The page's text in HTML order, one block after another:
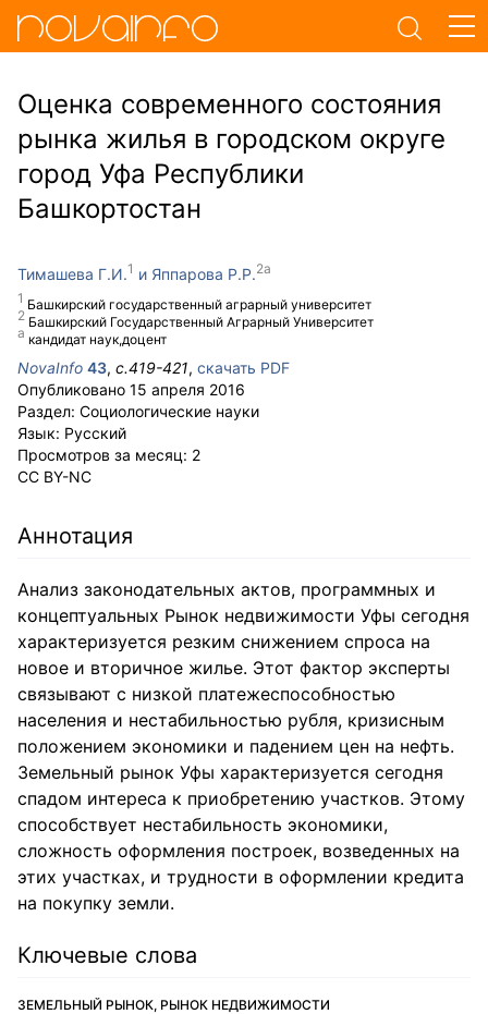
Оценка современного состояния
рынка жилья в городском округе
город Уфа Республики
Башкортостан
Тимашева Г.И.
Башкирский государственный аграрный университет
Яппарова Р.Р.
Башкирский Государственный Аграрный Университет
кандидат наук,доцент
NovaInfo 43, с.419-421, скачать PDF
Опубликовано 15 апреля 2016
Раздел: Социологические науки
Язык: Русский
Просмотров за месяц: 2
CC BY-NC
Аннотация
Анализ законодательных актов, программных и
концептуальных Рынок недвижимости Уфы сегодня
характеризуется резким снижением спроса на
новое и вторичное жилье. Этот фактор эксперты
связывают с низкой платежеспособностью
населения и нестабильностью рубля, кризисным
положением экономики и падением цен на нефть.
Земельный рынок Уфы характеризуется сегодня
спадом интереса к приобретению участков. Этому
способствует нестабильность экономики,
сложность оформления построек, возведенных на
этих участках, и трудности в оформлении кредита
на покупку земли.
Ключевые слова
ЗЕМЕЛЬНЫЙ РЫНОК, РЫНОК НЕДВИЖИМОСТИ